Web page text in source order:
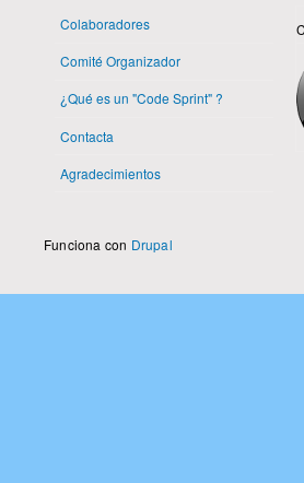
Colaboradores
Comité Organizador
¿Qué es un "Code Sprint" ?
Contacta
Agradecimientos
Funciona con Drupal